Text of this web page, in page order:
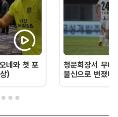
네와 첫 포
)
청문회장서 무너
불신으로 번졌